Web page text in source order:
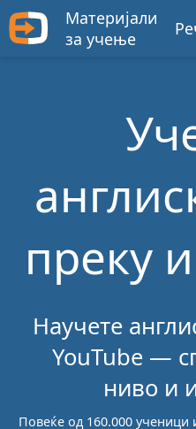
Материјали
за учење
преку
Научете
YouTube —
ниво и
Повеќе од 160.000 ученици